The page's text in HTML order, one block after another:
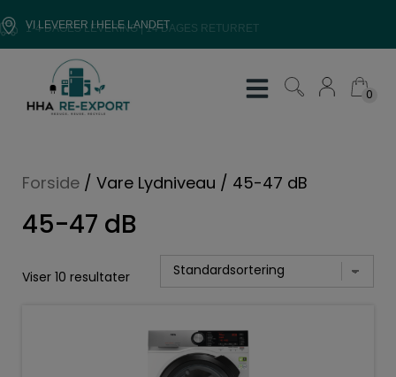
til
indholdet
1-4 DAGES LEVERING | 14 DAGES RETURRET
VI LEVERER I HELE LANDET
0
0
Forside / Vare Lydniveau / 45-47 dB
45-47 dB
Viser 10 resultater